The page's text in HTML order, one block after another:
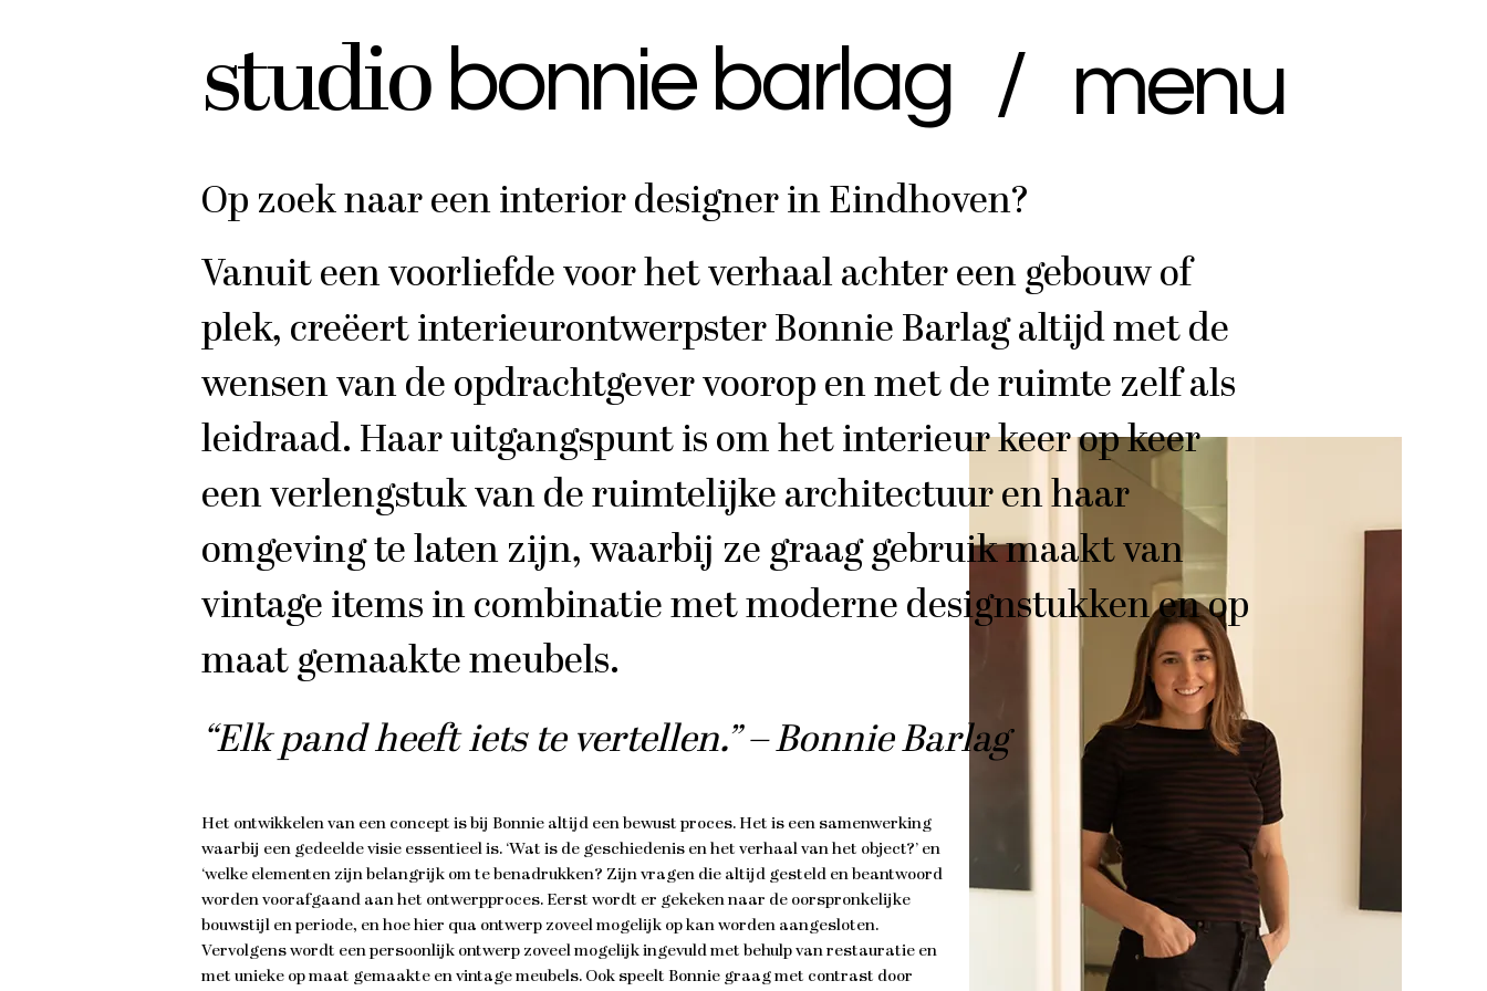
/ menu
studiobonnie barlag
Vanuit een voorliefde voor het verhaal achter een gebouw of
plek, creëert interieurontwerpster Bonnie Barlag altijd met de
wensen van de opdrachtgever voorop en met de ruimte zelf als
leidraad. Haar uitgangspunt is om het interieur keer op keer
een verlengstuk van de ruimtelijke architectuur en haar
omgeving te laten zijn, waarbij ze graag gebruik maakt van
vintage items in combinatie met moderne designstukken en op
maat gemaakte meubels.
“Elk pand heeft iets te vertellen.” – Bonnie Barlag
Het ontwikkelen van een concept is bij Bonnie altijd een bewust proces. Het is een samenwerking
waarbij een gedeelde visie essentieel is. ‘Wat is de geschiedenis en het verhaal van het object?’ en
‘welke elementen zijn belangrijk om te benadrukken? Zijn vragen die altijd gesteld en beantwoord
worden voorafgaand aan het ontwerpproces. Eerst wordt er gekeken naar de oorspronkelijke
bouwstijl en periode, en hoe hier qua ontwerp zoveel mogelijk op kan worden aangesloten.
Vervolgens wordt een persoonlijk ontwerp zoveel mogelijk ingevuld met behulp van restauratie en
met unieke op maat gemaakte en vintage meubels. Ook speelt Bonnie graag met contrast door
Op zoek naar een interior designer in Eindhoven?